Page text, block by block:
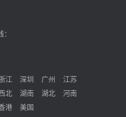
江 深圳 广州
江苏
北 湖南 湖北
河南
港
美国